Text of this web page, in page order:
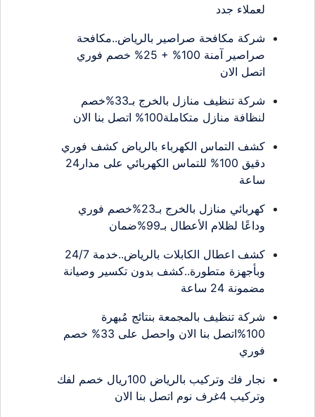
لعملاء جدد
شركة مكافحة صراصير بالرياض..مكافحة
صراصير آمنة 100% + 25% خصم فوري
اتصل الان
شركة تنظيف منازل بالخرج بـ33%خصم
لنظافة منازل متكاملة100% اتصل بنا الان
كشف التماس الكهرباء بالرياض كشف فوري
دقيق 100% للتماس الكهربائي على مدار24
ساعة
كهربائي منازل بالخرج بـ23%خصم فوري
وداعًا لظلام الأعطال بـ99%ضمان
كشف اعطال الكابلات بالرياض..خدمة 24/7
وبأجهزة متطورة..كشف بدون تكسير وصيانة
مضمونة 24 ساعة
شركة تنظيف بالمجمعة بنتائج مُبهرة
100%اتصل بنا الان واحصل على 33% خصم
فوري
نجار فك وتركيب بالرياض 100ريال خصم لفك
وتركيب 4غرف نوم اتصل بنا الان